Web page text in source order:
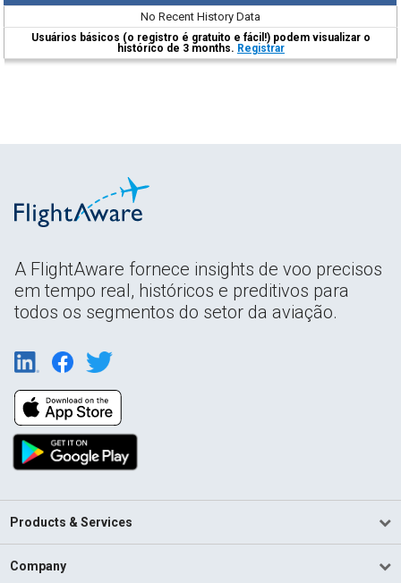
No Recent History Data
Usuários básicos (o registro é gratuito e fácil!) podem visualizar o
histórico de 3 months. Registrar
A FlightAware fornece insights de voo precisos
em tempo real, históricos e preditivos para
todos os segmentos do setor da aviação.
Products & Services
Company